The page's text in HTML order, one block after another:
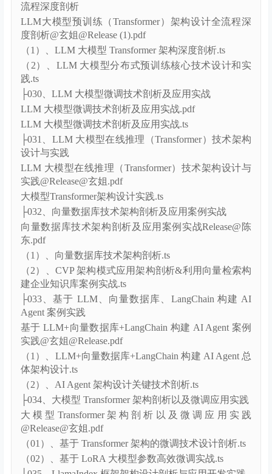
（2）、AI Agent 系统架构与核心技术深度剖析.ts
├029、LLM 大模型预训练（Transformer）架构设计全
流程深度剖析
LLM大模型预训练（Transformer）架构设计全流程深
度剖析@玄姐@Release (1).pdf
（1）、LLM 大模型 Transformer 架构深度剖析.ts
（2）、LLM 大模型分布式预训练核心技术设计和实
践.ts
├030、LLM 大模型微调技术剖析及应用实战
LLM 大模型微调技术剖析及应用实战.pdf
LLM 大模型微调技术剖析及应用实战.ts
├031、LLM 大模型在线推理（Transformer）技术架构
设计与实践
LLM 大模型在线推理（Transformer）技术架构设计与
实践@Release@玄姐.pdf
大模型Transformer架构设计实践.ts
├032、向量数据库技术架构剖析及应用案例实战
向量数据库技术架构剖析及应用案例实战Release@陈
东.pdf
（1）、向量数据库技术架构剖析.ts
（2）、CVP 架构模式应用架构剖析&利用向量检索构
建企业知识库案例实战.ts
├033、基于 LLM、向量数据库、LangChain 构建 AI
Agent 案例实践
基于 LLM+向量数据库+LangChain 构建 AI Agent 案例
实践@玄姐@Release.pdf
（1）、LLM+向量数据库+LangChain 构建 AI Agent 总
体架构设计.ts
（2）、AI Agent 架构设计关键技术剖析.ts
├034、大模型 Transformer 架构剖析以及微调应用实践
大模型Transformer架构剖析以及微调应用实践
@Release@玄姐.pdf